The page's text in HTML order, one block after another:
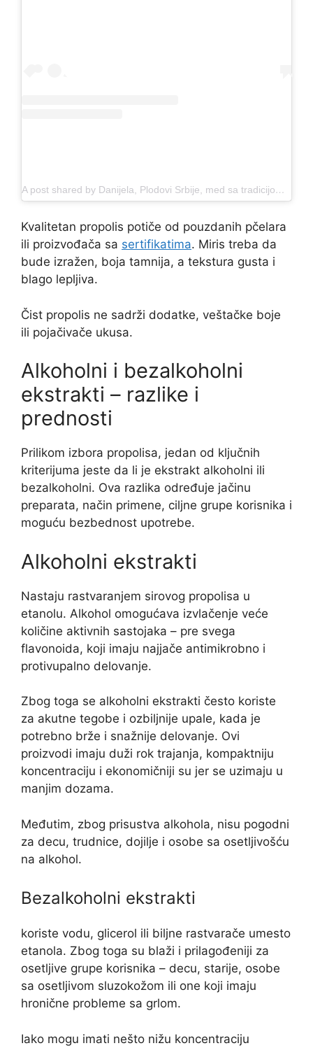
A post shared by Danijela, Plodovi Srbije, med sa tradicijom (@plodovi.srbije)
Kvalitetan propolis potiče od pouzdanih pčelara
ili proizvođača sa sertifikatima. Miris treba da
bude izražen, boja tamnija, a tekstura gusta i
blago lepljiva.
Čist propolis ne sadrži dodatke, veštačke boje
ili pojačivače ukusa.
Alkoholni i bezalkoholni
ekstrakti – razlike i
prednosti
Prilikom izbora propolisa, jedan od ključnih
kriterijuma jeste da li je ekstrakt alkoholni ili
bezalkoholni. Ova razlika određuje jačinu
preparata, način primene, ciljne grupe korisnika i
moguću bezbednost upotrebe.
Alkoholni ekstrakti
Nastaju rastvaranjem sirovog propolisa u
etanolu. Alkohol omogućava izvlačenje veće
količine aktivnih sastojaka – pre svega
flavonoida, koji imaju najjače antimikrobno i
protivupalno delovanje.
Zbog toga se alkoholni ekstrakti često koriste
za akutne tegobe i ozbiljnije upale, kada je
potrebno brže i snažnije delovanje. Ovi
proizvodi imaju duži rok trajanja, kompaktniju
koncentraciju i ekonomičniji su jer se uzimaju u
manjim dozama.
Međutim, zbog prisustva alkohola, nisu pogodni
za decu, trudnice, dojilje i osobe sa osetljivošću
na alkohol.
Bezalkoholni ekstrakti
koriste vodu, glicerol ili biljne rastvarače umesto
etanola. Zbog toga su blaži i prilagođeniji za
osetljive grupe korisnika – decu, starije, osobe
sa osetljivom sluzokožom ili one koji imaju
hronične probleme sa grlom.
Iako mogu imati nešto nižu koncentraciju